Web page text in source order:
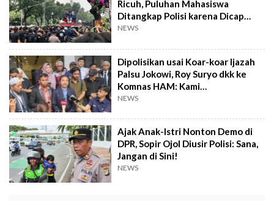
Ricuh, Puluhan Mahasiswa
Ditangkap Polisi karena Dicap
Anarkis
NEWS
Dipolisikan usai Koar-koar Ijazah
Palsu Jokowi, Roy Suryo dkk ke
Komnas HAM: Kami
Dikriminalisasi!
NEWS
Ajak Anak-Istri Nonton Demo di
DPR, Sopir Ojol Diusir Polisi: Sana,
Jangan di Sini!
NEWS